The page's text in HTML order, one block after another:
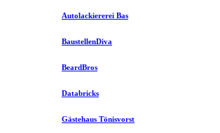
Autolackiererei Bas
BaustellenDiva
BeardBros
Databricks
Gästehaus Tönisvorst